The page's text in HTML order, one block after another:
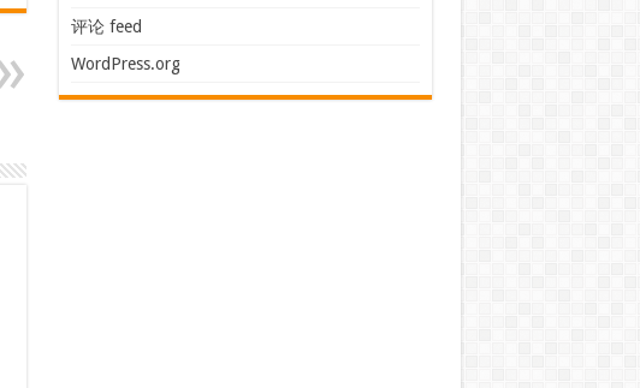
评论 feed
WordPress.org